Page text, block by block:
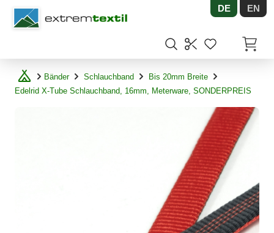
Shopware DE EN
Bänder Schlauchband
Bis 20mm Breite
Edelrid X-Tube Schlauchband, 16mm, Meterware, SONDERPREIS